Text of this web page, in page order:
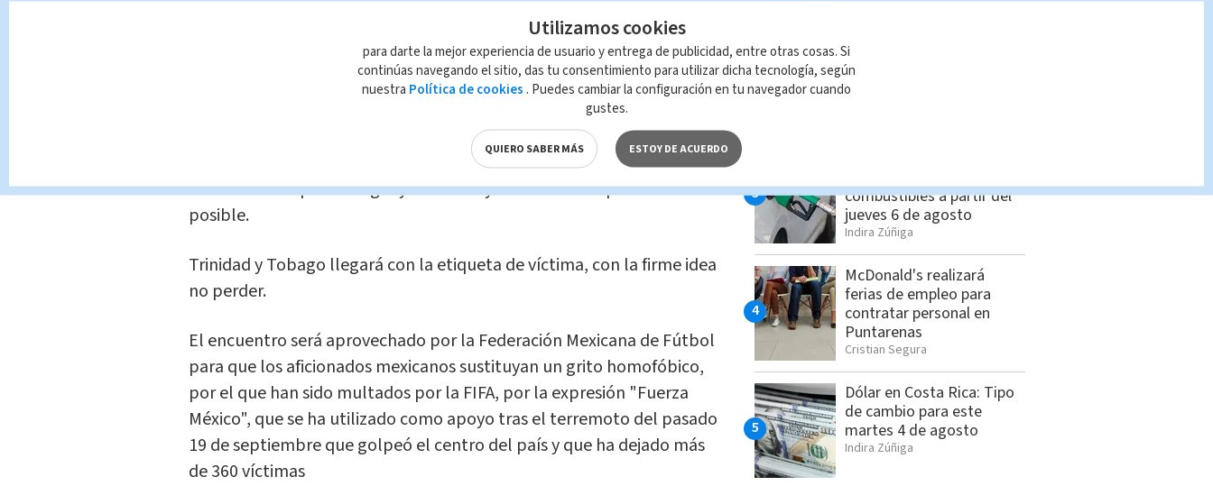
Osorio, quien no quiere dejar nada al azar, llamó a sus mejores
hombres para los dos últimos partidos en una decisión que
demuestra que, a pesar de tener en la mano el boleto a Rusia 2018,
Los mexicanos han repetido en los últimos días que su objetivo es
terminar en el primer lugar y con la mayor cantidad de puntos
posible.
Trinidad y Tobago llegará con la etiqueta de víctima, con la firme idea
no perder.
El encuentro será aprovechado por la Federación Mexicana de Fútbol
para que los aficionados mexicanos sustituyan un grito homofóbico,
por el que han sido multados por la FIFA, por la expresión "Fuerza
México", que se ha utilizado como apoyo tras el terremoto del pasado
19 de septiembre que golpeó el centro del país y que ha dejado más
de 360 víctimas
Lotería Nacional domingo
2 de agosto: Lista
completa de premios
Indira Zúñiga
combustibles a partir del
jueves 6 de agosto
Indira Zúñiga
McDonald's realizará
ferias de empleo para
contratar personal en
Puntarenas
Cristian Segura
Dólar en Costa Rica: Tipo
de cambio para este
martes 4 de agosto
Indira Zúñiga
Utilizamos cookies
para darte la mejor experiencia de usuario y entrega de publicidad, entre otras cosas. Si
continúas navegando el sitio, das tu consentimiento para utilizar dicha tecnología, según
nuestra Política de cookies . Puedes cambiar la configuración en tu navegador cuando
gustes.
QUIERO SABER MÁS ESTOY DE ACUERDO